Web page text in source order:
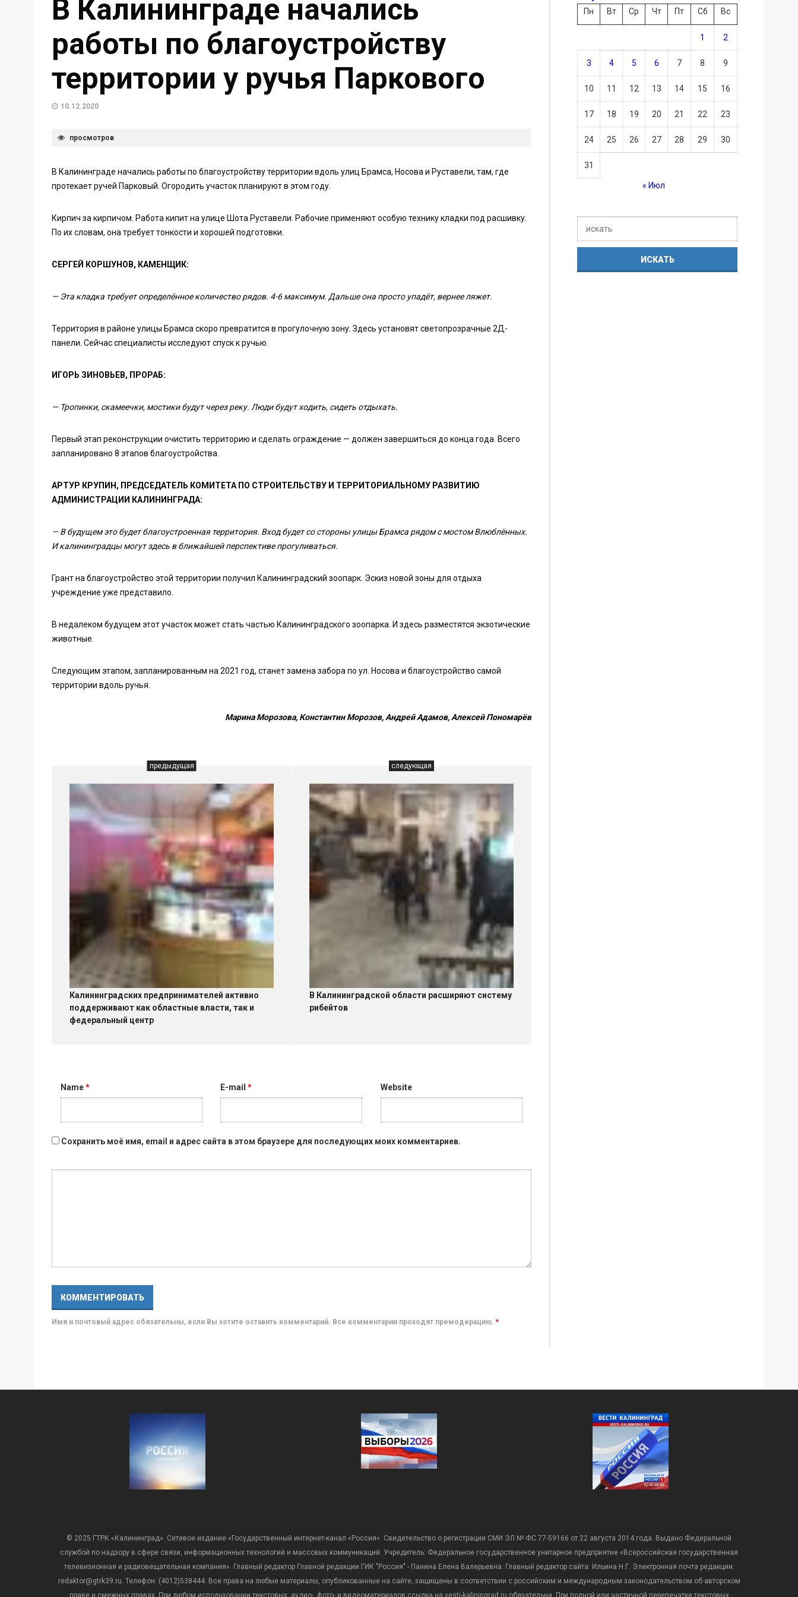
В Калининграде начались
работы по благоустройству
территории у ручья Паркового
10.12.2020
просмотров
В Калининграде начались работы по благоустройству территории вдоль улиц Брамса, Носова и Руставели, там, где
протекает ручей Парковый. Огородить участок планируют в этом году.
Кирпич за кирпичом. Работа кипит на улице Шота Руставели. Рабочие применяют особую технику кладки под расшивку.
По их словам, она требует тонкости и хорошей подготовки.
СЕРГЕЙ КОРШУНОВ, КАМЕНЩИК:
— Эта кладка требует определённое количество рядов. 4-6 максимум. Дальше она просто упадёт, вернее ляжет.
Территория в районе улицы Брамса скоро превратится в прогулочную зону. Здесь установят светопрозрачные 2Д-
панели. Сейчас специалисты исследуют спуск к ручью.
ИГОРЬ ЗИНОВЬЕВ, ПРОРАБ:
— Тропинки, скамеечки, мостики будут через реку. Люди будут ходить, сидеть отдыхать.
Первый этап реконструкции очистить территорию и сделать ограждение — должен завершиться до конца года. Всего
запланировано 8 этапов благоустройства.
АРТУР КРУПИН, ПРЕДСЕДАТЕЛЬ КОМИТЕТА ПО СТРОИТЕЛЬСТВУ И ТЕРРИТОРИАЛЬНОМУ РАЗВИТИЮ
АДМИНИСТРАЦИИ КАЛИНИНГРАДА:
— В будущем это будет благоустроенная территория. Вход будет со стороны улицы Брамса рядом с мостом Влюблённых.
И калининградцы могут здесь в ближайшей перспективе прогуливаться.
Грант на благоустройство этой территории получил Калининградский зоопарк. Эскиз новой зоны для отдыха
учреждение уже представило.
В недалеком будущем этот участок может стать частью Калининградского зоопарка. И здесь разместятся экзотические
животные.
Следующим этапом, запланированным на 2021 год, станет замена забора по ул. Носова и благоустройство самой
территории вдоль ручья.
Марина Морозова, Константин Морозов, Андрей Адамов, Алексей Пономарёв
предыдущая
Калининградских предпринимателей активно
поддерживают как областные власти, так и
федеральный центр
следующая
В Калининградской области расширяют систему
рибейтов
Name* E-mail* Website
Сохранить моё имя, email и адрес сайта в этом браузере для последующих моих комментариев.
Имя и почтовый адрес обязательны, если Вы хотите оставить комментарий. Все комментарии проходят премодерацию. *
Пн
Вт Ср Чт Пт Сб Вс
1 2
3 4 5 6 7 8 9
10 11 12 13 14 15 16
17 18 19 20 21 22 23
24 25 26 27 28 29 30
31
« Июл
© 2025 ГТРК «Калининград». Сетевое издание «Государственный интернет-канал «Россия». Свидетельство о регистрации СМИ ЭЛ № ФС 77-59166 от 22 августа 2014 года. Выдано Федеральной
службой по надзору в сфере связи, информационных технологий и массовых коммуникаций. Учредитель: Федеральное государственное унитарное предприятие «Всероссийская государственная
телевизионная и радиовещательная компания». Главный редактор Главной редакции ГИК "Россия" - Панина Елена Валерьевна. Главный редактор сайта: Ильина Н.Г. Электронная почта редакции:
redaktor@gtrk39.ru. Телефон: (4012)538444. Все права на любые материалы, опубликованные на сайте, защищены в соответствии с российским и международным законодательством об авторском
праве и смежных правах. При любом использовании текстовых, аудио-, фото- и видеоматериалов ссылка на vesti-kaliningrad.ru обязательна. При полной или частичной перепечатке текстовых